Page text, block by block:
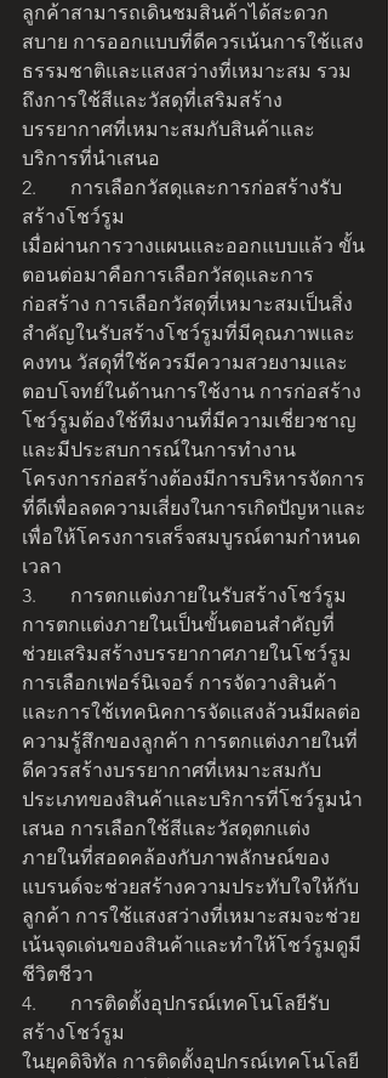
ลูกค้าสามารถเดินชมสินค้าได้สะดวก
สบาย การออกแบบที่ดีควรเน้นการใช้แสง
ธรรมชาติและแสงสว่างที่เหมาะสม รวม
ถึงการใช้สีและวัสดุที่เสริมสร้าง
บรรยากาศที่เหมาะสมกับสินค้าและ
บริการที่นำเสนอ
2.	การเลือกวัสดุและการก่อสร้างรับ
สร้างโชว์รูม
เมื่อผ่านการวางแผนและออกแบบแล้ว ขั้น
ตอนต่อมาคือการเลือกวัสดุและการ
ก่อสร้าง การเลือกวัสดุที่เหมาะสมเป็นสิ่ง
สำคัญในรับสร้างโชว์รูมที่มีคุณภาพและ
คงทน วัสดุที่ใช้ควรมีความสวยงามและ
ตอบโจทย์ในด้านการใช้งาน การก่อสร้าง
โชว์รูมต้องใช้ทีมงานที่มีความเชี่ยวชาญ
และมีประสบการณ์ในการทำงาน
โครงการก่อสร้างต้องมีการบริหารจัดการ
ที่ดีเพื่อลดความเสี่ยงในการเกิดปัญหาและ
เพื่อให้โครงการเสร็จสมบูรณ์ตามกำหนด
เวลา
3.	การตกแต่งภายในรับสร้างโชว์รูม
การตกแต่งภายในเป็นขั้นตอนสำคัญที่
ช่วยเสริมสร้างบรรยากาศภายในโชว์รูม
การเลือกเฟอร์นิเจอร์ การจัดวางสินค้า
และการใช้เทคนิคการจัดแสงล้วนมีผลต่อ
ความรู้สึกของลูกค้า การตกแต่งภายในที่
ดีควรสร้างบรรยากาศที่เหมาะสมกับ
ประเภทของสินค้าและบริการที่โชว์รูมนำ
เสนอ การเลือกใช้สีและวัสดุตกแต่ง
ภายในที่สอดคล้องกับภาพลักษณ์ของ
แบรนด์จะช่วยสร้างความประทับใจให้กับ
ลูกค้า การใช้แสงสว่างที่เหมาะสมจะช่วย
เน้นจุดเด่นของสินค้าและทำให้โชว์รูมดูมี
ชีวิตชีวา
4.	การติดตั้งอุปกรณ์เทคโนโลยีรับ
สร้างโชว์รูม
ในยุคดิจิทัล การติดตั้งอุปกรณ์เทคโนโลยี